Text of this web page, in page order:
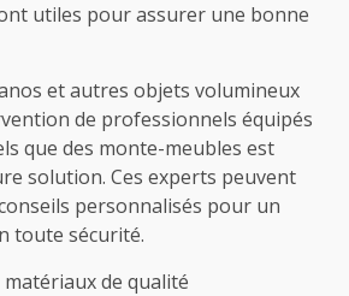
utiles pour assurer une bonne
et autres objets volumineux
de professionnels équipés
que des monte-meubles est
solution. Ces experts peuvent
personnalisés pour un
toute sécurité.
de qualité